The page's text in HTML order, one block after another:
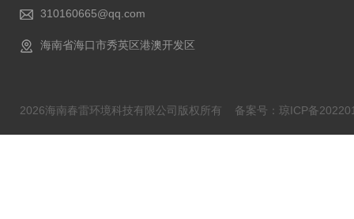
310160665@qq.com
海南省海口市秀英区港澳开发区
2026海南春雷环境科技有限公司版权所有 备案号：琼ICP备